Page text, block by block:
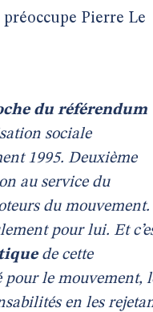
Pierre Le
du référendum
sociale
1995. Deuxième
au service du
du mouvement.
pour lui. Et
de cette
pour le mouvement,
en les